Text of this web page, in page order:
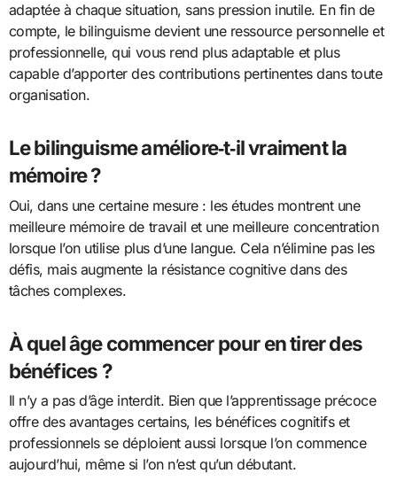
adaptée à chaque situation, sans pression inutile. En fin de
compte, le bilinguisme devient une ressource personnelle et
professionnelle, qui vous rend plus adaptable et plus
capable d’apporter des contributions pertinentes dans toute
organisation.
Le bilinguisme améliore‑t‑il vraiment la
mémoire ?
Oui, dans une certaine mesure : les études montrent une
meilleure mémoire de travail et une meilleure concentration
lorsque l’on utilise plus d’une langue. Cela n’élimine pas les
défis, mais augmente la résistance cognitive dans des
tâches complexes.
À quel âge commencer pour en tirer des
bénéfices ?
Il n’y a pas d’âge interdit. Bien que l’apprentissage précoce
offre des avantages certains, les bénéfices cognitifs et
professionnels se déploient aussi lorsque l’on commence
aujourd’hui, même si l’on n’est qu’un débutant.